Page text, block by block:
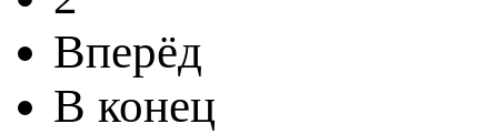
Вперёд
В конец